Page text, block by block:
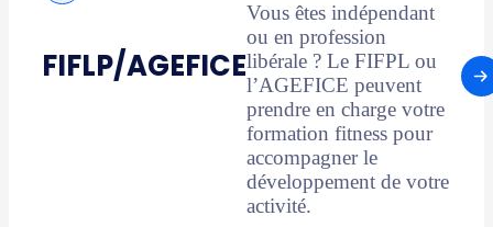
FIFLP/AGEFICE
Vous êtes indépendant
ou en profession
libérale ? Le FIFPL ou
l’AGEFICE peuvent
prendre en charge votre
formation fitness pour
accompagner le
développement de votre
activité.